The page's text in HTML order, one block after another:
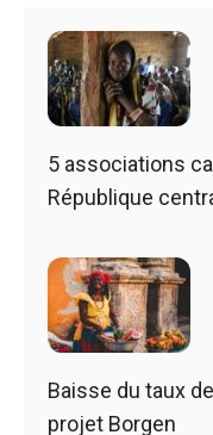
5 associations
République
Baisse du taux
projet Borgen